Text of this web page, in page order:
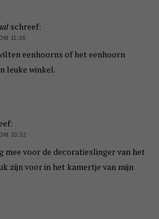
schreef:
11:38
eenhoorns of het eenhoorn
leuke winkel.
10:32
mee voor de decoratieslinger van het
zijn voor in het kamertje van mijn